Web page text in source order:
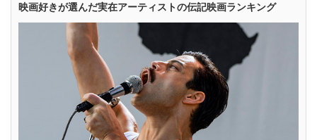
映画好きが選んだ実在アーティストの伝記映画ランキング